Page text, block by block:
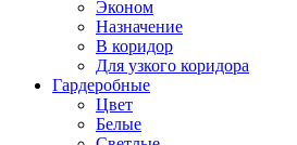
Эконом
Назначение
В коридор
Для узкого коридора
Гардеробные
Цвет
Белые